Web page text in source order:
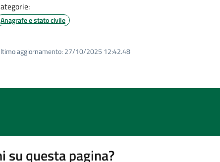
Anagrafe e stato civile
aggiornamento: 27/10/2025 12:42.48
su questa pagina?